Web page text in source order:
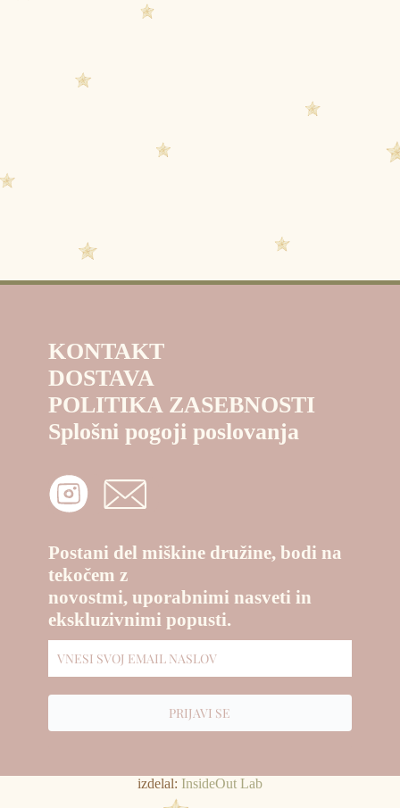
KONTAKT
DOSTAVA
POLITIKA ZASEBNOSTI
Splošni pogoji poslovanja
Postani del miškine družine, bodi na
tekočem z
novostmi, uporabnimi nasveti in
ekskluzivnimi popusti.
PRIJAVI SE
izdelal: InsideOut Lab